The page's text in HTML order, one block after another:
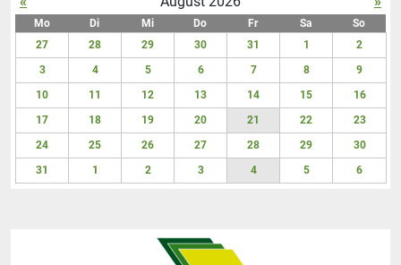
« August 2026 »
Mo Di Mi Do Fr Sa
So
27
28 29 30 31 1
2
3
4 5 6 7 8
9
10
11 12 13 14 15
16
17
18 19 20 21 22
23
24
25 26 27 28 29
30
31
1 2 3 4 5 6